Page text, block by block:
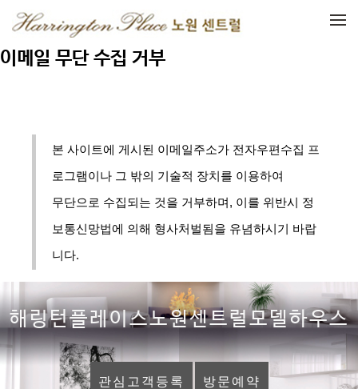
메뉴 건너뛰기
이메일 무단 수집 거부
본 사이트에 게시된 이메일주소가 전자우편수집 프
로그램이나 그 밖의 기술적 장치를 이용하여
무단으로 수집되는 것을 거부하며, 이를 위반시 정
보통신망법에 의해 형사처벌됨을 유념하시기 바랍
니다.
해링턴플레이스노원센트럴모델하우스
관심고객등록 방문예약